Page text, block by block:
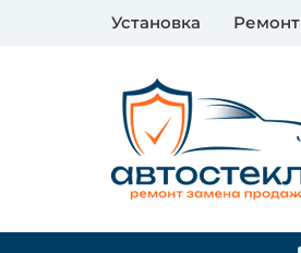
Установка Ремонт